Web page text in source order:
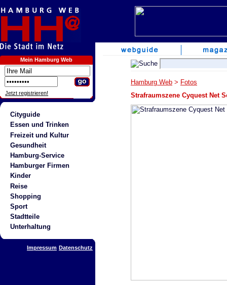
Mein Hamburg Web
Jetzt registrieren!
Cityguide
Essen und Trinken
Freizeit und Kultur
Gesundheit
Hamburg-Service
Hamburger Firmen
Kinder
Reise
Shopping
Sport
Stadtteile
Unterhaltung
Impressum Datenschutz
Hamburg Web > Fotos
Strafraumszene Cyquest Net